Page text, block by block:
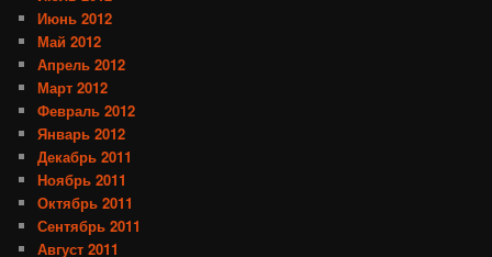
Июнь 2012
Май 2012
Апрель 2012
Март 2012
Февраль 2012
Январь 2012
Декабрь 2011
Ноябрь 2011
Октябрь 2011
Сентябрь 2011
Август 2011